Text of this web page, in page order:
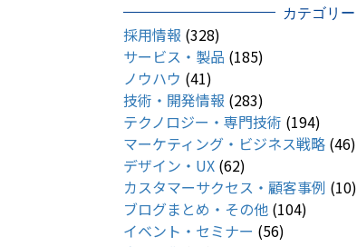
カテゴリー
採用情報 (328)
サービス・製品 (185)
ノウハウ (41)
技術・開発情報 (283)
テクノロジー・専門技術 (194)
マーケティング・ビジネス戦略 (46)
デザイン・UX (62)
カスタマーサクセス・顧客事例 (10)
ブログまとめ・その他 (104)
イベント・セミナー (56)